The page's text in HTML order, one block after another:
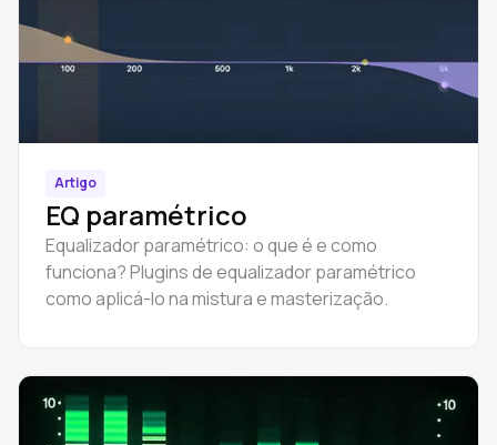
Artigo
EQ paramétrico
Equalizador paramétrico: o que é e como
funciona? Plugins de equalizador paramétrico
como aplicá-lo na mistura e masterização.